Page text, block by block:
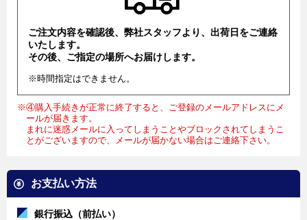
ご注文内容を確認後、弊社スタッフより、出荷日をご連絡
いたします。
その後、ご指定の場所へお届けします。
※時間指定はできません。
※④購入手続きが正常に終了すると、ご登録のメールアドレスにメ
ールが届きます。
まれに迷惑メールに入ってしまうことやブロックされてしまうこ
とがございますので、メールが届かない場合はご連絡下さい。
お支払い方法
銀行振込（前払い）